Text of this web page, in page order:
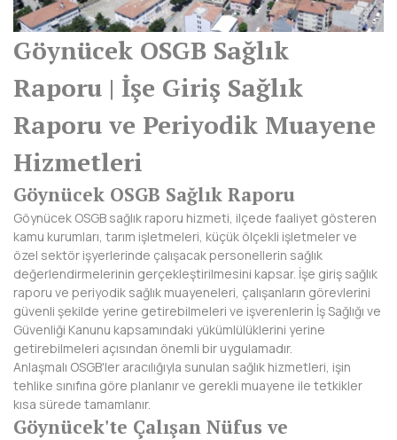
AKSARAY
AMASYA
ANTALYA
ARDAHAN
ARTVİN
AYDIN
BALIKESİR
BARTIN
BATMAN
BAYBURT
BİLECİK
BİNGÖL
Göynücek OSGB Sağlık
Raporu | İşe Giriş Sağlık
Raporu ve Periyodik Muayene
Hizmetleri
Göynücek OSGB Sağlık Raporu
Göynücek OSGB sağlık raporu hizmeti, ilçede faaliyet gösteren
kamu kurumları, tarım işletmeleri, küçük ölçekli işletmeler ve
özel sektör işyerlerinde çalışacak personellerin sağlık
değerlendirmelerinin gerçekleştirilmesini kapsar. İşe giriş sağlık
raporu ve periyodik sağlık muayeneleri, çalışanların görevlerini
güvenli şekilde yerine getirebilmeleri ve işverenlerin İş Sağlığı ve
Güvenliği Kanunu kapsamındaki yükümlülüklerini yerine
getirebilmeleri açısından önemli bir uygulamadır.
Anlaşmalı OSGB'ler aracılığıyla sunulan sağlık hizmetleri, işin
tehlike sınıfına göre planlanır ve gerekli muayene ile tetkikler
kısa sürede tamamlanır.
Göynücek'te Çalışan Nüfus ve